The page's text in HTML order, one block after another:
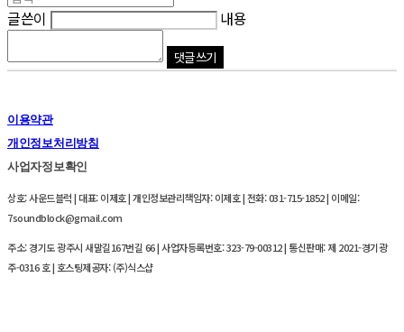
글쓴이 내용
댓글 쓰기
이용약관
개인정보처리방침
사업자정보확인
상호: 사운드블럭 | 대표: 이제호 | 개인정보관리책임자: 이제호 | 전화: 031-715-1852 | 이메일:
7soundblock@gmail.com
주소: 경기도 광주시 새말길167번길 66 | 사업자등록번호:323-79-00312| 통신판매:제 2021-경기광
주-0316 호| 호스팅제공자: (주)식스샵